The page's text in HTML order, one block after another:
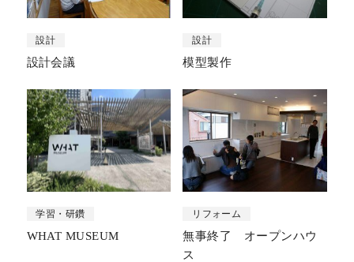
設計
設計会議
設計
模型製作
学習・研鑽
WHAT MUSEUM
リフォーム
無事終了 オープンハウ
ス